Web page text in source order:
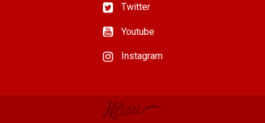
Twitter
Youtube
Instagram